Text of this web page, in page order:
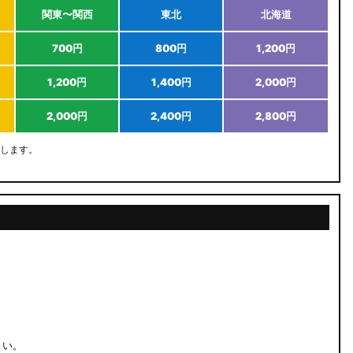
関東〜関西 東北 北海道
700円 800円 1,200円
1,200円 1,400円 2,000円
2,000円 2,400円 2,800円
ます。
。